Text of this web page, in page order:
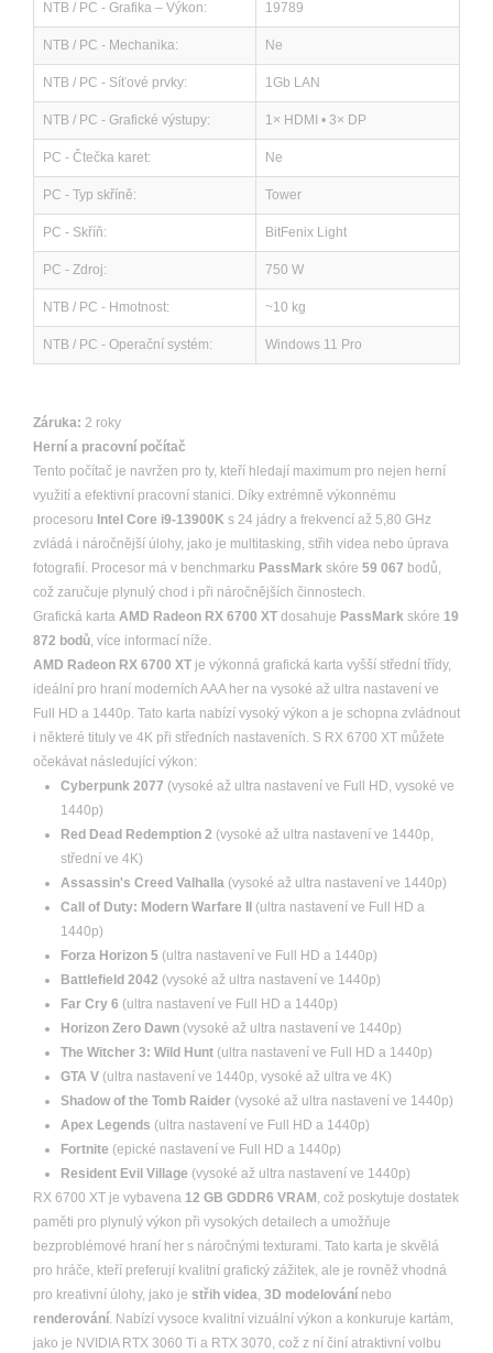
NTB / PC - Grafika – Výkon: 19789
NTB / PC - Mechanika: Ne
NTB / PC - Síťové prvky: 1Gb LAN
NTB / PC - Grafické výstupy: 1× HDMI • 3× DP
PC - Čtečka karet: Ne
PC - Typ skříně: Tower
PC - Skříň: BitFenix Light
PC - Zdroj: 750 W
NTB / PC - Hmotnost: ~10 kg
NTB / PC - Operační systém: Windows 11 Pro
Záruka: 2 roky
Herní a pracovní počítač
Tento počítač je navržen pro ty, kteří hledají maximum pro nejen herní
využití a efektivní pracovní stanici. Díky extrémně výkonnému
procesoru Intel Core i9-13900K s 24 jádry a frekvencí až 5,80 GHz
zvládá i náročnější úlohy, jako je multitasking, střih videa nebo úprava
fotografií. Procesor má v benchmarku PassMark skóre 59 067 bodů,
což zaručuje plynulý chod i při náročnějších činnostech.
Grafická karta AMD Radeon RX 6700 XT dosahuje PassMark skóre 19
872 bodů, více informací níže.
AMD Radeon RX 6700 XT je výkonná grafická karta vyšší střední třídy,
ideální pro hraní moderních AAA her na vysoké až ultra nastavení ve
Full HD a 1440p. Tato karta nabízí vysoký výkon a je schopna zvládnout
i některé tituly ve 4K při středních nastaveních. S RX 6700 XT můžete
očekávat následující výkon:
Cyberpunk 2077 (vysoké až ultra nastavení ve Full HD, vysoké ve
1440p)
Red Dead Redemption 2 (vysoké až ultra nastavení ve 1440p,
střední ve 4K)
Assassin's Creed Valhalla (vysoké až ultra nastavení ve 1440p)
Call of Duty: Modern Warfare II
(ultra nastavení ve Full HD a
1440p)
Forza Horizon 5 (ultra nastavení ve Full HD a 1440p)
Battlefield 2042 (vysoké až ultra nastavení ve 1440p)
Far Cry 6 (ultra nastavení ve Full HD a 1440p)
Horizon Zero Dawn (vysoké až ultra nastavení ve 1440p)
The Witcher 3: Wild Hunt (ultra nastavení ve Full HD a 1440p)
GTA V (ultra nastavení ve 1440p, vysoké až ultra ve 4K)
Shadow of the Tomb Raider (vysoké až ultra nastavení ve 1440p)
Apex Legends (ultra nastavení ve Full HD a 1440p)
Fortnite (epické nastavení ve Full HD a 1440p)
Resident Evil Village (vysoké až ultra nastavení ve 1440p)
RX 6700 XT je vybavena 12 GB GDDR6 VRAM , což poskytuje dostatek
paměti pro plynulý výkon při vysokých detailech a umožňuje
bezproblémové hraní her s náročnými texturami. Tato karta je skvělá
pro hráče, kteří preferují kvalitní grafický zážitek, ale je rovněž vhodná
pro kreativní úlohy, jako je střih videa, 3D modelování nebo
renderování. Nabízí vysoce kvalitní vizuální výkon a konkuruje kartám,
jako je NVIDIA RTX 3060 Ti a RTX 3070, což z ní činí atraktivní volbu